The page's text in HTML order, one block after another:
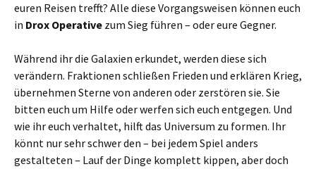
euren Reisen trefft? Alle diese Vorgangsweisen können euch
in Drox Operative zum Sieg führen – oder eure Gegner.
Während ihr die Galaxien erkundet, werden diese sich
verändern. Fraktionen schließen Frieden und erklären Krieg,
übernehmen Sterne von anderen oder zerstören sie. Sie
bitten euch um Hilfe oder werfen sich euch entgegen. Und
wie ihr euch verhaltet, hilft das Universum zu formen. Ihr
könnt nur sehr schwer den – bei jedem Spiel anders
gestalteten – Lauf der Dinge komplett kippen, aber doch